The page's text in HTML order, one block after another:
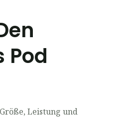
Pod
Leistung und